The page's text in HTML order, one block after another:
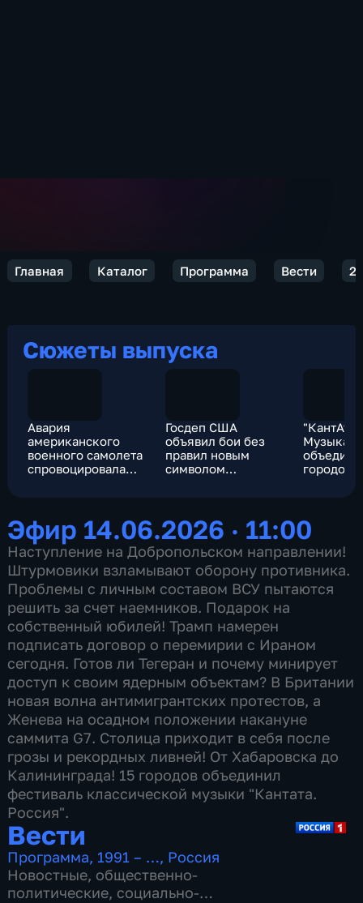
Главная Каталог Программа Вести
Сюжеты выпуска
Авария
американского
военного самолета
спровоцировала
Госдеп США
объявил бои без
правил новым
символом
Музыка
городов
Эфир 14.06.2026 · 11:00
Наступление на Добропольском направлении!
Штурмовики взламывают оборону противника.
Проблемы с личным составом ВСУ пытаются
решить за счет наемников. Подарок на
собственный юбилей! Трамп намерен
подписать договор о перемирии с Ираном
сегодня. Готов ли Тегеран и почему минирует
доступ к своим ядерным объектам? В Британии
новая волна антимигрантских протестов, а
Женева на осадном положении накануне
саммита G7. Столица приходит в себя после
грозы и рекордных ливней! От Хабаровска до
Калининграда! 15 городов объединил
фестиваль классической музыки "Кантата.
Россия".
Вести
Программа, 1991 – …, Россия
Новостные, общественно-
политические, социально-